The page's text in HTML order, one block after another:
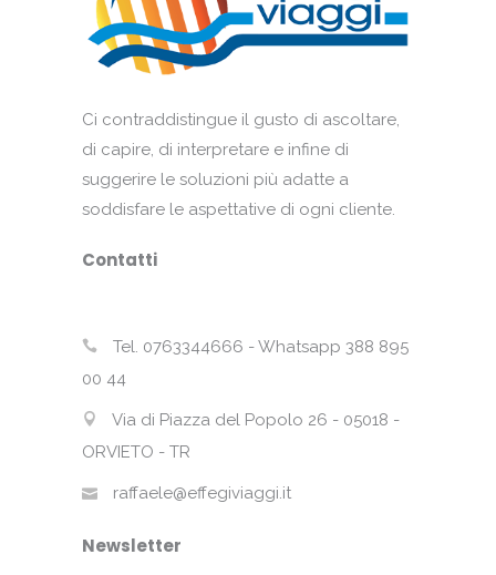
Ci contraddistingue il gusto di ascoltare,
di capire, di interpretare e infine di
suggerire le soluzioni più adatte a
soddisfare le aspettative di ogni cliente.
Contatti
Tel. 0763344666 - Whatsapp 388 895
00 44
Via di Piazza del Popolo 26 - 05018 -
ORVIETO - TR
raffaele@effegiviaggi.it
Newsletter